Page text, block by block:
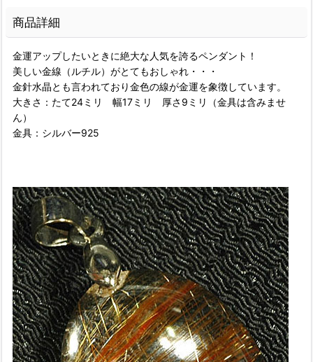
商品詳細
金運アップしたいときに絶大な人気を誇るペンダント！
美しい金線（ルチル）がとてもおしゃれ・・・
金針水晶とも言われており金色の線が金運を象徴しています。
大きさ：たて24ミリ 幅17ミリ 厚さ9ミリ（金具は含みませ
ん）
金具：シルバー925